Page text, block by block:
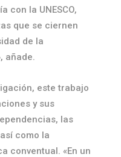
con la UNESCO,
que se ciernen
de la
añade.
este trabajo
y sus
las
como la
conventual. «En un